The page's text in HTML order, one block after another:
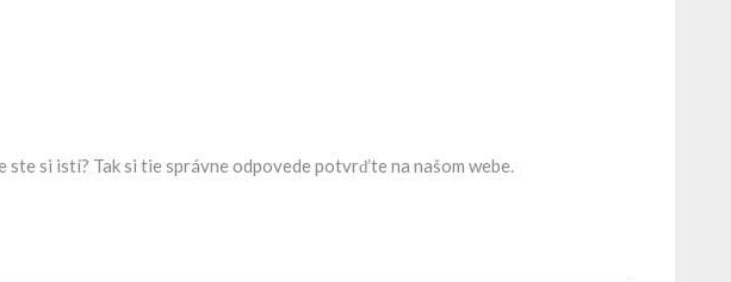
si istí? Tak si tie správne odpovede potvrďte na našom webe.